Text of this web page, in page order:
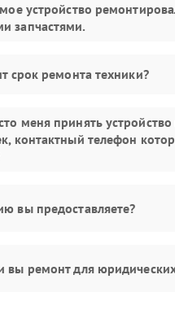
устройство
запчастями.
срок ремонта техники?
меня принять
контактный телефон
вы предоставляете?
вы ремонт для